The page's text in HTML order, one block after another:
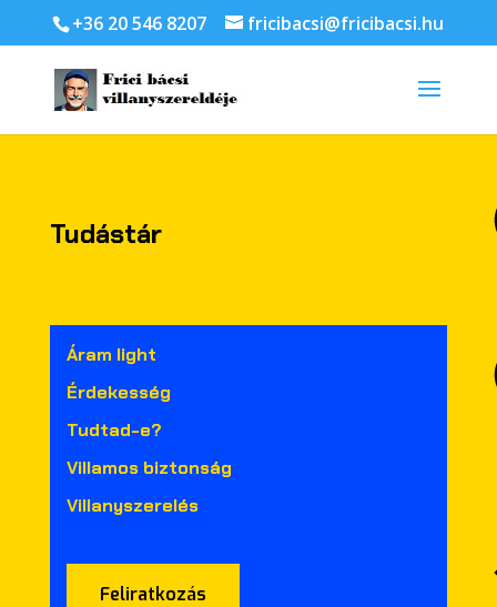
+36 20 546 8207 fricibacsi@fricibacsi.hu
Tudástár
Áram light
Érdekesség
Tudtad-e?
Villamos biztonság
Villanyszerelés
Feliratkozás